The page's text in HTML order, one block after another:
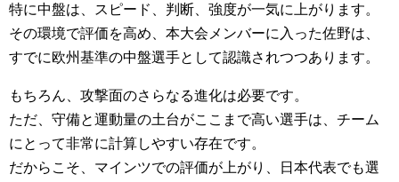
特に中盤は、スピード、判断、強度が一気に上がります。
その環境で評価を高め、本大会メンバーに入った佐野は、
すでに欧州基準の中盤選手として認識されつつあります。
もちろん、攻撃面のさらなる進化は必要です。
ただ、守備と運動量の土台がここまで高い選手は、チーム
にとって非常に計算しやすい存在です。
だからこそ、マインツでの評価が上がり、日本代表でも選